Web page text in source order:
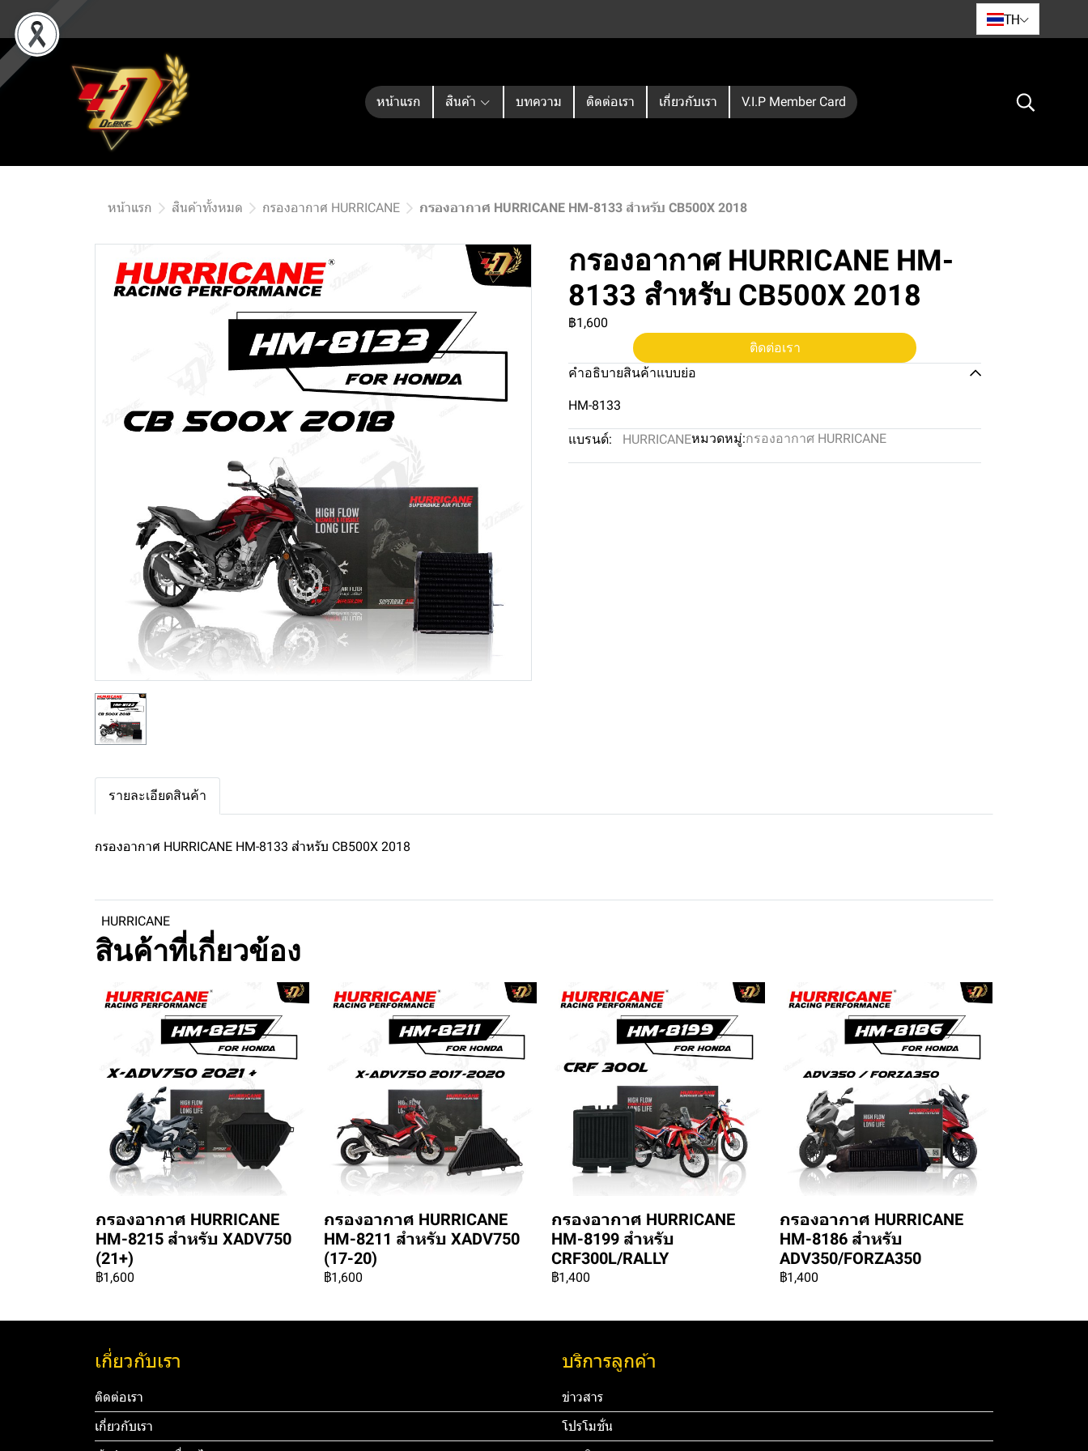
TH
หน้าแรก สินค้า บทความ ติดต่อเรา เกี่ยวกับเรา V.I.P Member Card
หน้าแรก สินค้าทั้งหมด กรองอากาศ HURRICANE กรองอากาศ HURRICANE HM-8133 สำหรับ CB500X 2018
กรองอากาศ HURRICANE HM-
8133 สำหรับ CB500X 2018
฿1,600
ติดต่อเรา
คำอธิบายสินค้าแบบย่อ
HM-8133
แบรนด์: HURRICANEหมวดหมู่:กรองอากาศ HURRICANE
รายละเอียดสินค้า
กรองอากาศ HURRICANE HM-8133 สำหรับ CB500X 2018
HURRICANE
สินค้าที่เกี่ยวข้อง
กรองอากาศ HURRICANE
HM-8215 สำหรับ XADV750
(21+)
฿1,600
กรองอากาศ HURRICANE
HM-8211 สำหรับ XADV750
(17-20)
฿1,600
กรองอากาศ HURRICANE
HM-8199 สำหรับ
CRF300L/RALLY
฿1,400
กรองอากาศ HURRICANE
HM-8186 สำหรับ
ADV350/FORZA350
฿1,400
เกี่ยวกับเรา
ติดต่อเรา
เกี่ยวกับเรา
บริการลูกค้า
ข่าวสาร
โปรโมชั่น